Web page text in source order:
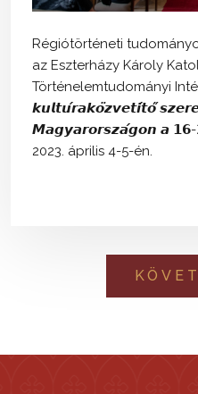
Régiótörténeti
az Eszterházy Károly
Történelemtudományi
𝙠𝙪𝙡𝙩𝙪́𝙧𝙖𝙠𝙤̈𝙯𝙫𝙚𝙩𝙞́𝙩𝙤̋
𝙈𝙖𝙜𝙮𝙖𝙧𝙤𝙧𝙨𝙯𝙖́𝙜𝙤𝙣 𝙖
2023. április 4-5-én.